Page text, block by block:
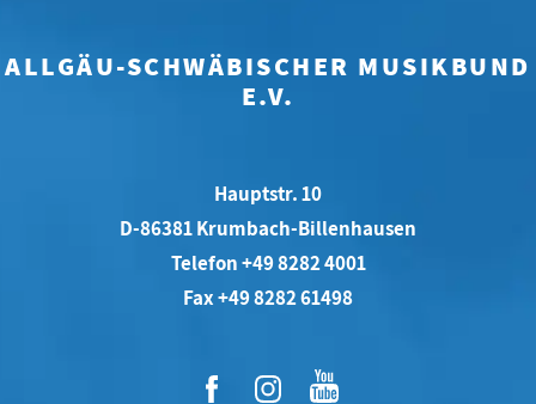
ALLGÄU-SCHWÄBISCHER MUSIKBUND
E.V.
Hauptstr. 10
D-86381 Krumbach-Billenhausen
Telefon +49 8282 4001
Fax +49 8282 61498